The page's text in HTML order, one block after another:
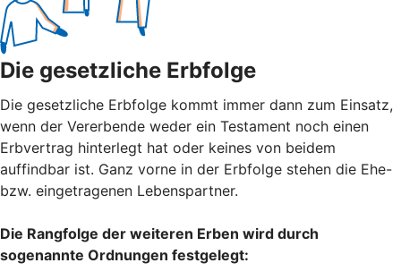
Die gesetzliche Erbfolge
Die gesetzliche Erbfolge kommt immer dann zum Einsatz,
wenn der Vererbende weder ein Testament noch einen
Erbvertrag hinterlegt hat oder keines von beidem
auffindbar ist. Ganz vorne in der Erbfolge stehen die Ehe-
bzw. eingetragenen Lebenspartner.
Die Rangfolge der weiteren Erben wird durch
sogenannte Ordnungen festgelegt: